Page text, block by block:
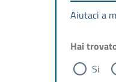
Aiutaci a
Hai
Si